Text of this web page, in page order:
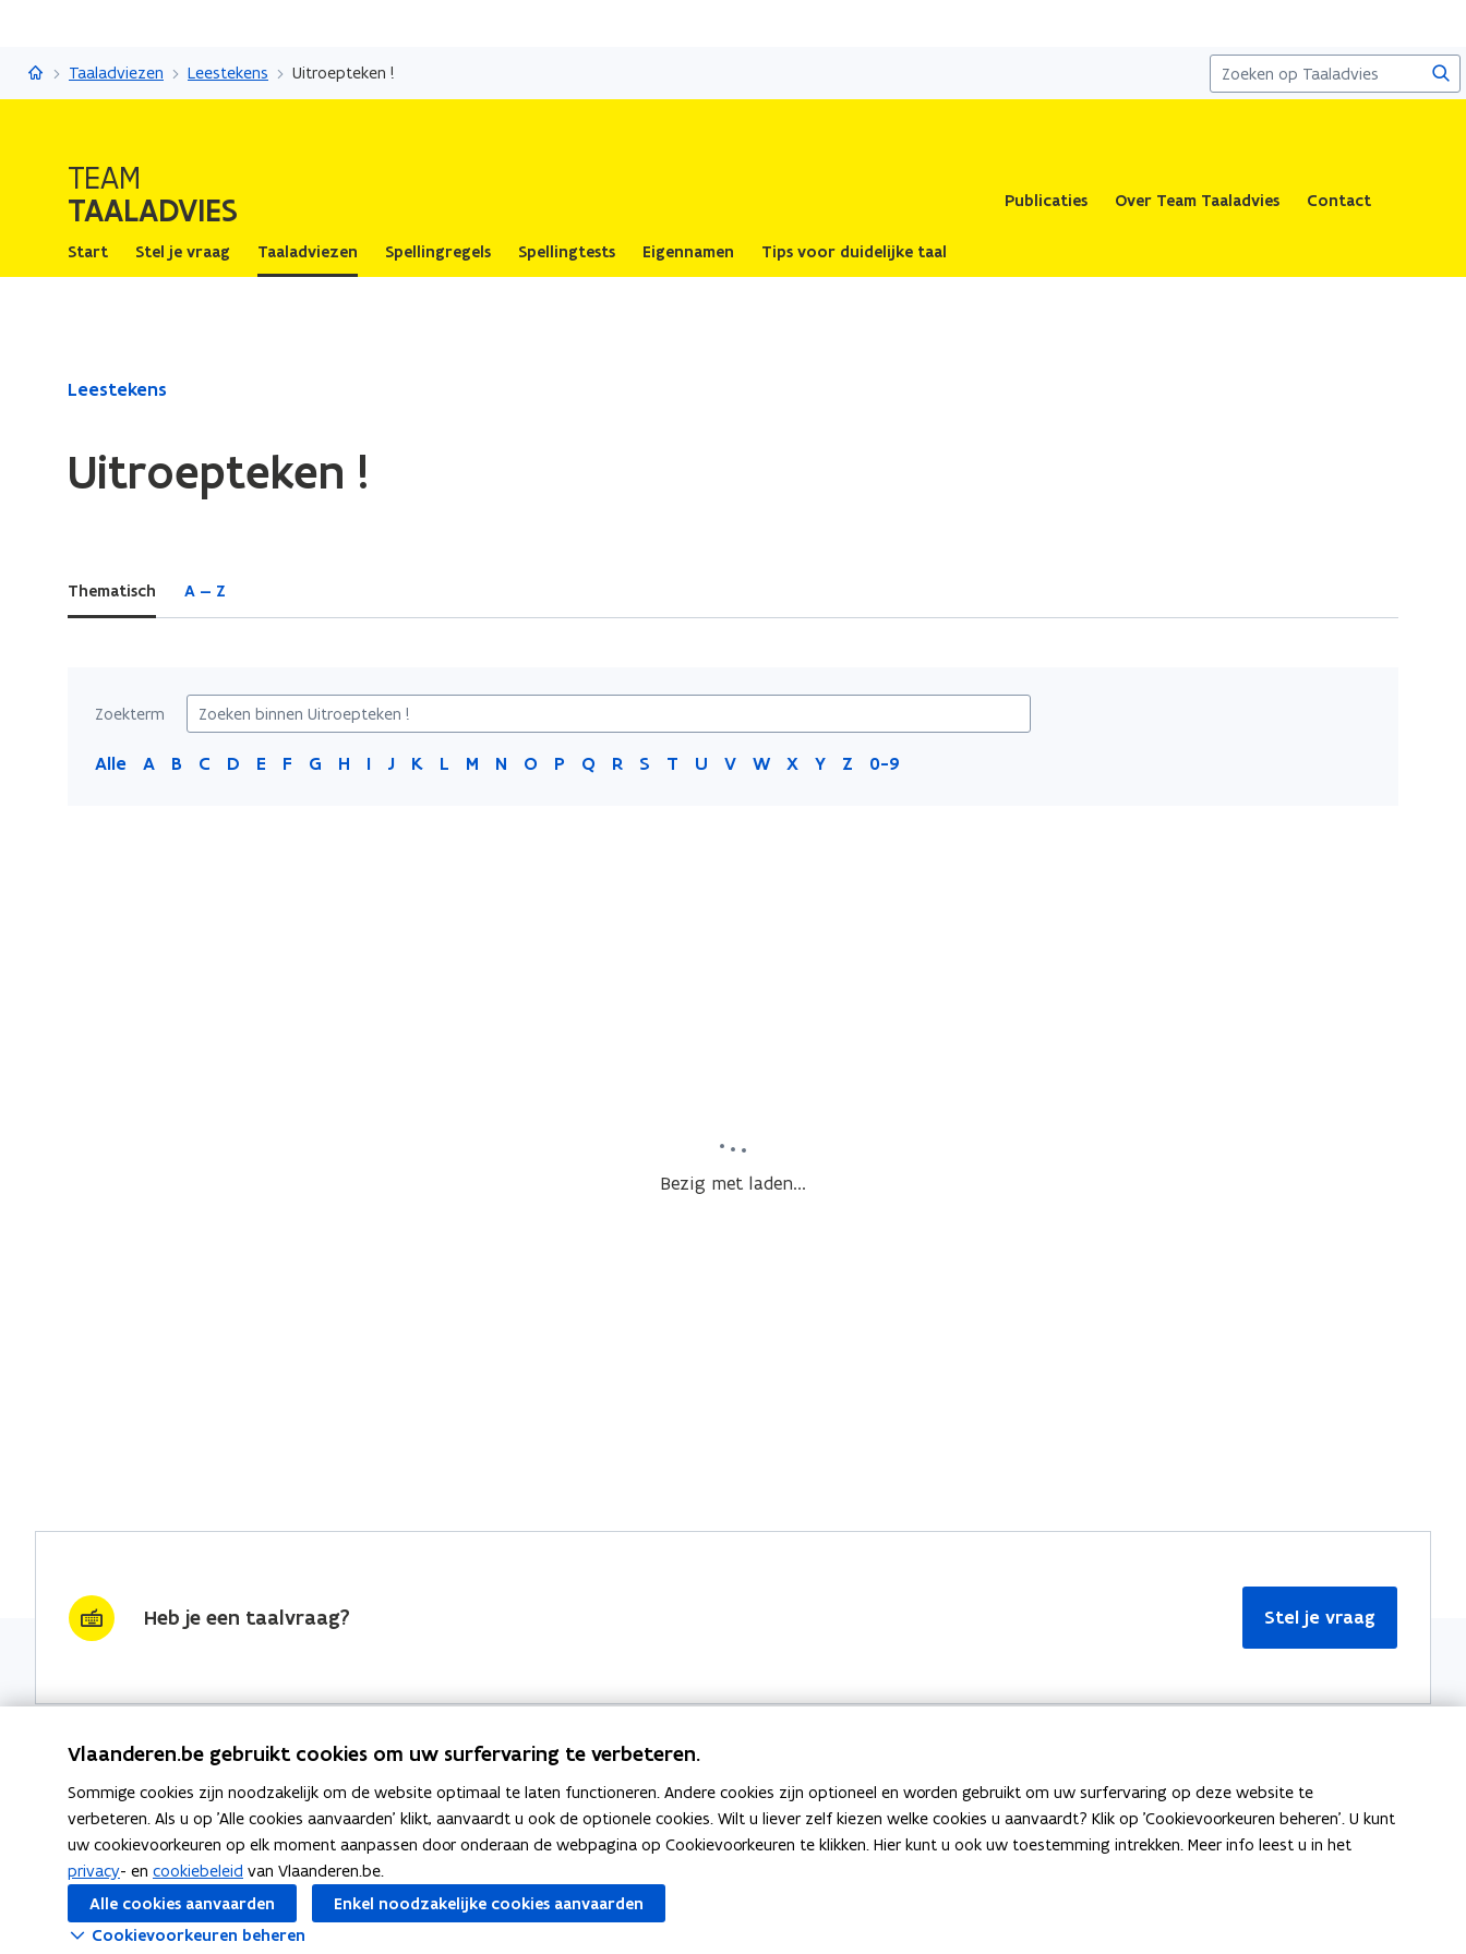
naar
TaaladviesTaaladviezen Leestekens Uitroepteken !
TEAM
TAALADVIES Publicaties Over Team Taaladvies Contact
Start Stel je vraag Taaladviezen Spellingregels Spellingtests Eigennamen Tips voor duidelijke taal
Gedaan
Uitroepteken
Leestekens
Uitroepteken !
Thematisch A — Z
Zoekterm
Alle A B C D E F G H I J K L M N O P Q R S T U V W X Y Z 0-9
Bezig met laden...
Heb je een taalvraag? Stel je vraag
Nieuwsbrief krijgen?
vraag & woord van de week
wekelijks in je mailbox
Schrijf je in
Thema's
Spellingregels
Bekijk ook Meer informatie
Over Team Taaladvies
Vlaanderen.be gebruikt cookies om uw surfervaring te verbeteren.
Sommige cookies zijn noodzakelijk om de website optimaal te laten functioneren. Andere cookies zijn optioneel en worden gebruikt om uw surfervaring op deze website te
verbeteren. Als u op 'Alle cookies aanvaarden' klikt, aanvaardt u ook de optionele cookies. Wilt u liever zelf kiezen welke cookies u aanvaardt? Klik op 'Cookievoorkeuren beheren'. U kunt
uw cookievoorkeuren op elk moment aanpassen door onderaan de webpagina op Cookievoorkeuren te klikken. Hier kunt u ook uw toestemming intrekken. Meer info leest u in het
privacy- en cookiebeleid van Vlaanderen.be.
Alle cookies aanvaarden
Enkel noodzakelijke cookies aanvaarden
Cookievoorkeuren beheren